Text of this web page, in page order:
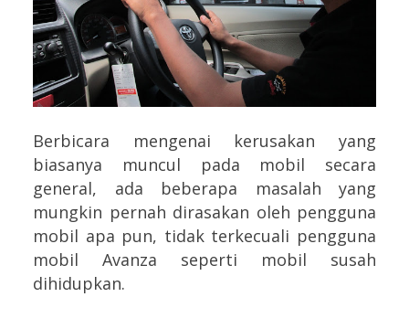
Berbicara mengenai kerusakan yang
biasanya muncul pada mobil secara
general, ada beberapa masalah yang
mungkin pernah dirasakan oleh pengguna
mobil apa pun, tidak terkecuali pengguna
mobil Avanza seperti mobil susah
dihidupkan.